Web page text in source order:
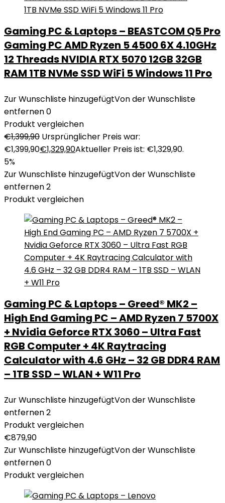
Gaming PC & Laptops – BEASTCOM Q5 Pro
Gaming PC AMD Ryzen 5 4500 6X 4.10GHz
12 Threads NVIDIA RTX 5070 12GB 32GB
RAM 1TB NVMe SSD WiFi 5 Windows 11 Pro
Zur Wunschliste hinzugefügtVon der Wunschliste
entfernen0
Produkt vergleichen
€1,399,90 Ursprünglicher Preis war:
€1,399,90€1,329,90Aktueller Preis ist: €1,329,90.
5%
Zur Wunschliste hinzugefügtVon der Wunschliste
entfernen2
Produkt vergleichen
Gaming PC & Laptops – Greed® MK2 –
High End Gaming PC – AMD Ryzen 7 5700X
+ Nvidia Geforce RTX 3060 – Ultra Fast
RGB Computer + 4K Raytracing
Calculator with 4.6 GHz – 32 GB DDR4 RAM
– 1TB SSD – WLAN + W11 Pro
Zur Wunschliste hinzugefügtVon der Wunschliste
entfernen2
Produkt vergleichen
€879,90
Zur Wunschliste hinzugefügtVon der Wunschliste
entfernen0
Produkt vergleichen